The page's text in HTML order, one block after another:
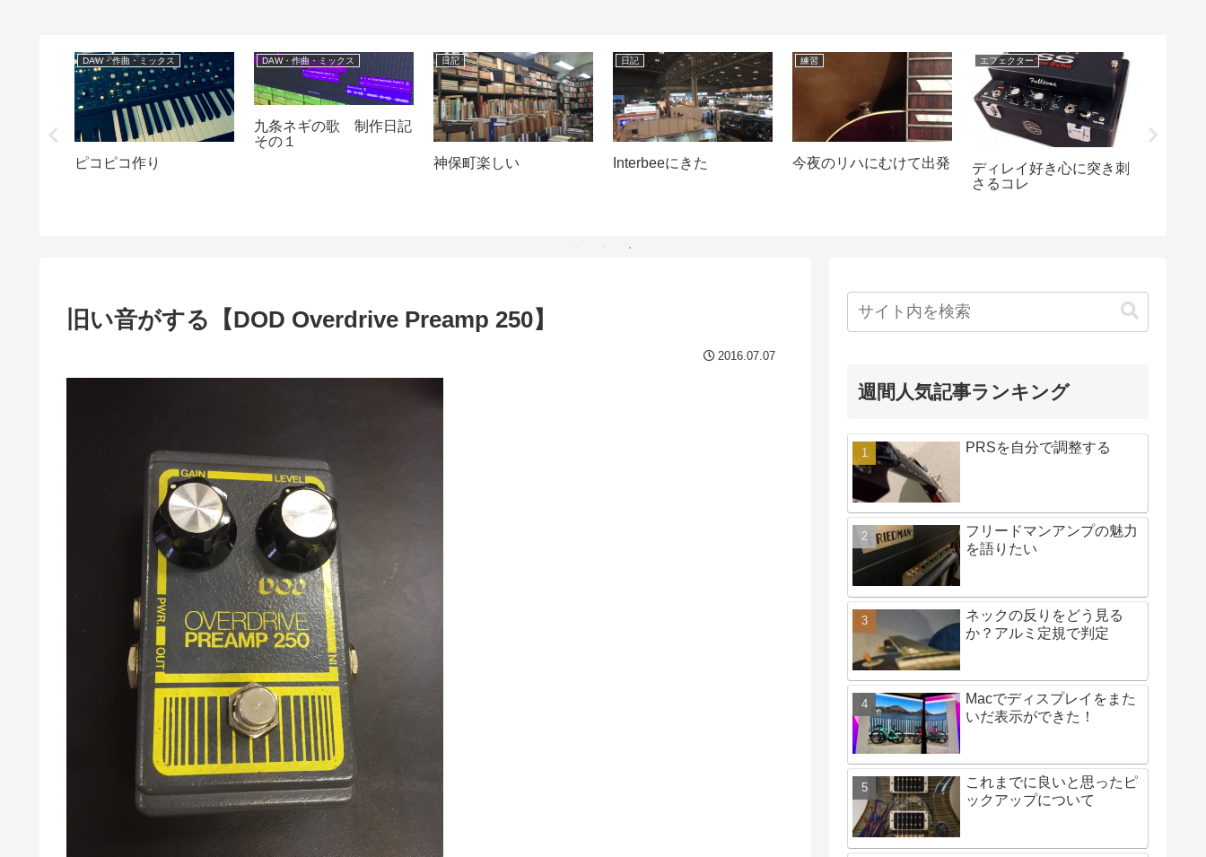
DAW・作曲・ミックス
ピコピコ作り
DAW・作曲・ミックス
九条ネギの歌 制作日記
その１
日記
神保町楽しい
日記
Interbeeにきた
練習
今夜のリハにむけて出発
エフェクター
ディレイ好き心に突き刺
さるコレ
旧い音がする【DOD Overdrive Preamp 250】
2016.07.07
週間人気記事ランキング
PRSを自分で調整する
フリードマンアンプの魅力
を語りたい
ネックの反りをどう見る
か？アルミ定規で判定
Macでディスプレイをまた
いだ表示ができた！
これまでに良いと思ったピ
ックアップについて